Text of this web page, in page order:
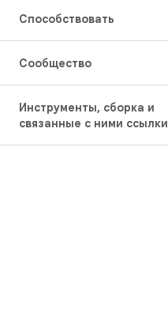
Способствовать
Сообщество
Инструменты, сборка и
связанные с ними ссылки